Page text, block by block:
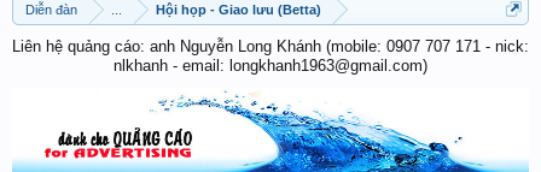
Diễn đàn Hội họp - Giao lưu (Betta)
Liên hệ quảng cáo: anh Nguyễn Long Khánh (mobile: 0907 707 171 - nick:
nlkhanh - email: longkhanh1963@gmail.com)